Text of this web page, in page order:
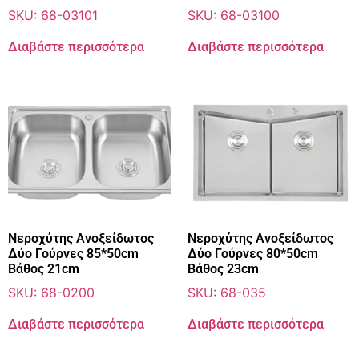
SKU: 68-03101
Διαβάστε περισσότερα
SKU: 68-03100
Διαβάστε περισσότερα
Νεροχύτης Ανοξείδωτος
Δύο Γούρνες 85*50cm
Βάθος 21cm
SKU: 68-0200
Διαβάστε περισσότερα
Νεροχύτης Ανοξείδωτος
Δύο Γούρνες 80*50cm
Βάθος 23cm
SKU: 68-035
Διαβάστε περισσότερα